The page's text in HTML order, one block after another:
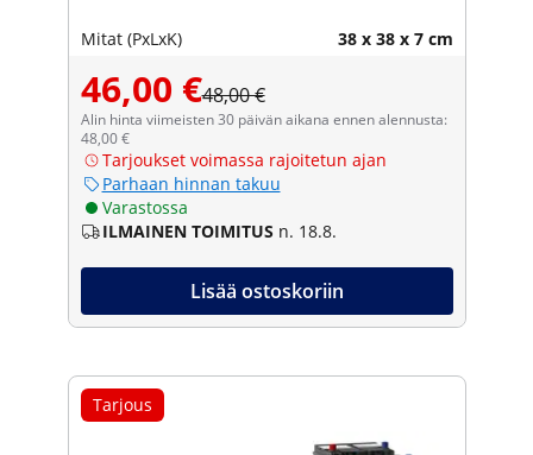
Mitat (PxLxK) 38 x 38 x 7 cm
46,00 €48,00 €
Alin hinta viimeisten 30 päivän aikana ennen alennusta:
48,00 €
Tarjoukset voimassa rajoitetun ajan
Parhaan hinnan takuu
Varastossa
ILMAINEN TOIMITUS n. 18.8.
Lisää ostoskoriin
Tarjous